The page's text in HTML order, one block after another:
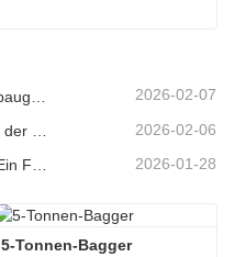
2026-02-07
2026-02-06
Kerise (Yancheng) Jahresgala: Ein Fest der Einheit, der Besinnung und der Vision 2026-01-28
5-Tonnen-Bagger